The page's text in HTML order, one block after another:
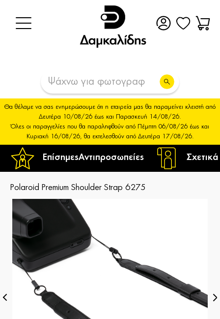
ΕπίσημεςΑντιπροσωπείες
Θα θέλαμε να σας ενημερώσουμε ότι η εταιρεία μας θα παραμείνει κλειστή από
Δευτέρα 10/08/26 έως και Παρασκευή 14/08/26.
Όλες οι παραγγελίες που θα παραληφθούν από Πέμπτη 06/08/26 έως και
Κυριακή 16/08/26, θα εκτελεσθούν από Δευτέρα 17/08/26.
Polaroid Premium Shoulder Strap 6275